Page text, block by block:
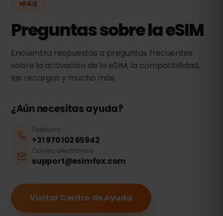
FAQ
Preguntas sobre la eSIM
Encuentra respuestas a preguntas frecuentes
sobre la activación de la eSIM, la compatibilidad,
las recargas y mucho más.
¿Aún necesitas ayuda?
Teléfono
+31 970 102 65942
Correo electrónico
support@esimfox.com
Visitar Centro de Ayuda